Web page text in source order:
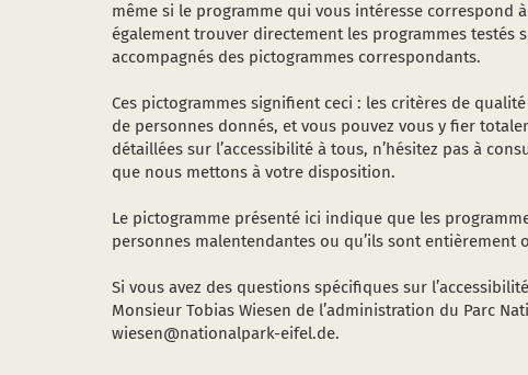
même si le programme qui vous intéresse correspond
également trouver directement les programmes testés
accompagnés des pictogrammes correspondants.
Ces pictogrammes signifient ceci : les critères de
de personnes donnés, et vous pouvez vous y fier
détaillées sur l’accessibilité à tous, n’hésitez pas à
que nous mettons à votre disposition.
Le pictogramme présenté ici indique que les
personnes malentendantes ou qu’ils sont entièrement
Si vous avez des questions spécifiques sur
Monsieur Tobias Wiesen de l’administration du Parc
wiesen@nationalpark-eifel.de.